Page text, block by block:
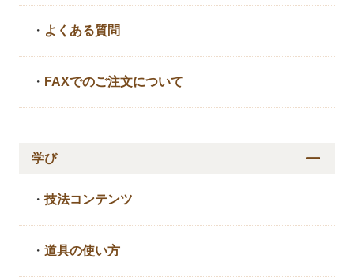
・ よくある質問
・ FAXでのご注文について
学び
・技法コンテンツ
・道具の使い方